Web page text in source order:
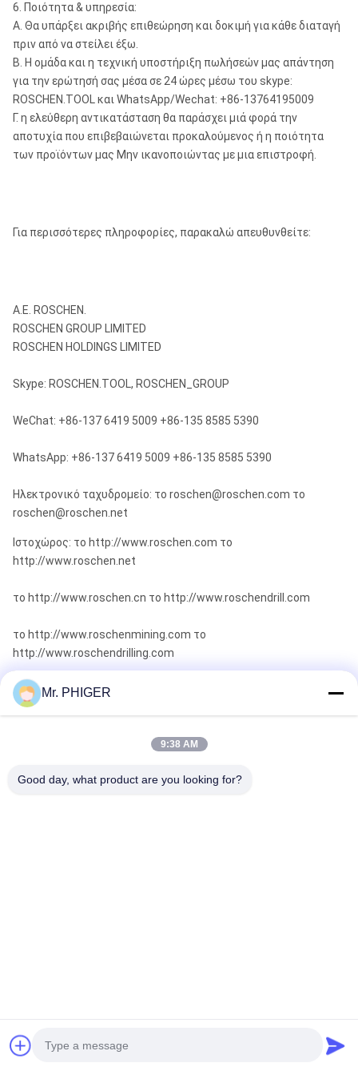
6. Ποιότητα & υπηρεσία:
Α. Θα υπάρξει ακριβής επιθεώρηση και δοκιμή για κάθε διαταγή
πριν από να στείλει έξω.
Β. Η ομάδα και η τεχνική υποστήριξη πωλήσεών μας απάντηση
για την ερώτησή σας μέσα σε 24 ώρες μέσω του skype:
ROSCHEN.TOOL και WhatsApp/Wechat: +86-13764195009
Γ. η ελεύθερη αντικατάσταση θα παράσχει μιά φορά την
αποτυχία που επιβεβαιώνεται προκαλούμενος ή η ποιότητα
των προϊόντων μας Μην ικανοποιώντας με μια επιστροφή.
Για περισσότερες πληροφορίες, παρακαλώ απευθυνθείτε:
Α.Ε. ROSCHEN.
ROSCHEN GROUP LIMITED
ROSCHEN HOLDINGS LIMITED
Skype: ROSCHEN.TOOL, ROSCHEN_GROUP
WeChat: +86-137 6419 5009 +86-135 8585 5390
WhatsApp: +86-137 6419 5009 +86-135 8585 5390
Ηλεκτρονικό ταχυδρομείο: το roschen@roschen.com το
roschen@roschen.net
Ιστοχώρος: το http://www.roschen.com το
http://www.roschen.net
το http://www.roschen.cn το http://www.roschendrill.com
το http://www.roschenmining.com το
http://www.roschendrilling.com
το http://www.roschengroup.com
κάτω από τα εργαλεία τρυπών
Mr. PHIGER
9:38 AM
Good day, what product are you looking for?